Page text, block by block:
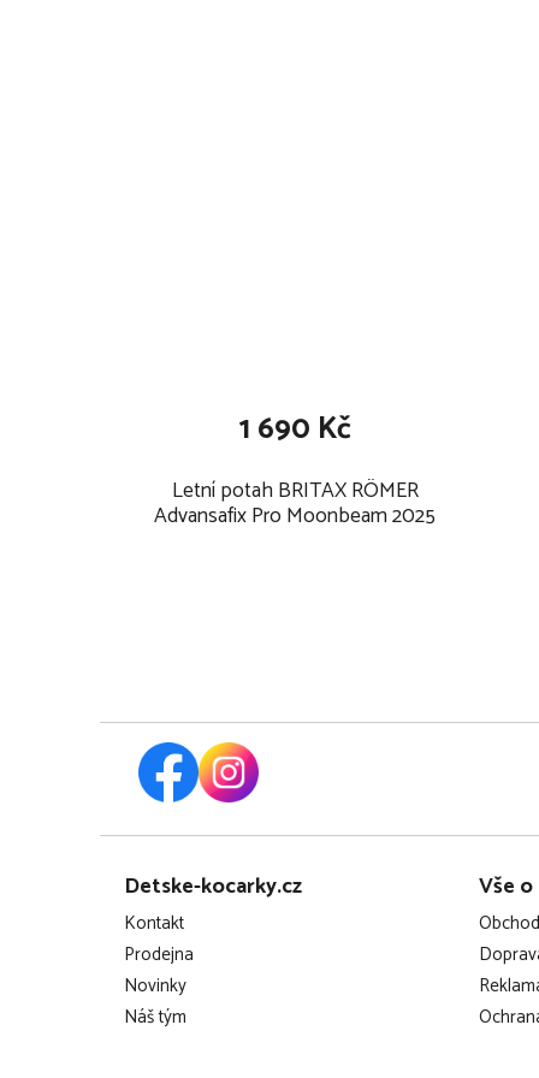
Letní potah BRITAX RÖMER
Advansafix Pro Moonbeam 2025
1 690 Kč
Detske-kocarky.cz
Kontakt
Prodejna
Novinky
Náš tým
Vše